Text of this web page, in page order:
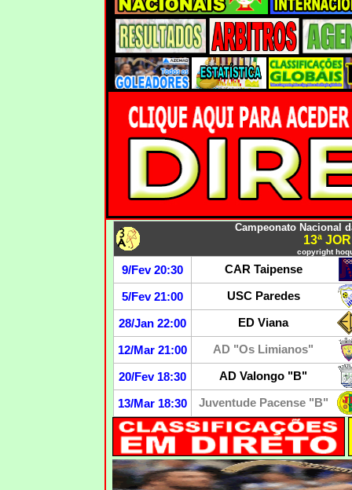
Campeonato Nacional
13ª
copyright
9/Fev 20:30 CAR Taipense
5/Fev 21:00 USC Paredes
28/Jan 22:00 ED Viana
12/Mar 21:00 AD "Os Limianos"
20/Fev 18:30 AD Valongo "B"
13/Mar 18:30 Juventude Pacense "B"